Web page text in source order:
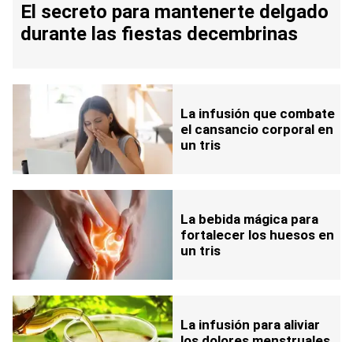
El secreto para mantenerte delgado
durante las fiestas decembrinas
La infusión que combate
el cansancio corporal en
un tris
La bebida mágica para
fortalecer los huesos en
un tris
La infusión para aliviar